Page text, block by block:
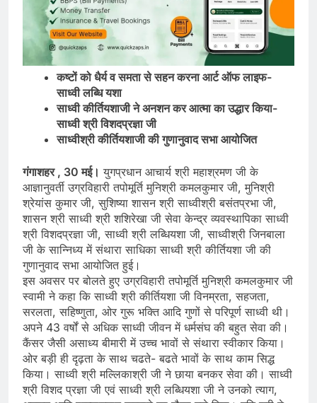
कष्टों को धैर्य व समता से सहन करना आर्ट ऑफ लाइफ-
साध्वी लब्धि यशा
साध्वी कीर्तियशाजी ने अनशन कर आत्मा का उद्धार किया-
साध्वी श्री विशदप्रज्ञा जी
साध्वीश्री कीर्तियशाजी की गुणानुवाद सभा आयोजित
गंगाशहर , 30 मई। युगप्रधान आचार्य श्री महाश्रमण जी के
आज्ञानुवर्ती उग्रविहारी तपोमूर्ति मुनिश्री कमलकुमार जी, मुनिश्री
श्रेयांस कुमार जी, सुशिष्या शासन श्री साध्वीश्री बसंतप्रभा जी,
शासन श्री साध्वी श्री शशिरेखा जी सेवा केन्द्र व्यवस्थापिका साध्वी
श्री विशदप्रज्ञा जी, साध्वी श्री लब्धियशा जी, साध्वीश्री जिनबाला
जी के सान्निध्य में संथारा साधिका साध्वी श्री कीर्तियशा जी की
गुणानुवाद सभा आयोजित हुई।
इस अवसर पर बोलते हुए उग्रविहारी तपोमूर्ति मुनिश्री कमलकुमार जी
स्वामी ने कहा कि साध्वी श्री कीर्तियशा जी विनम्रता, सहजता,
सरलता, सहिष्णुता, ओर गुरू भक्ति आदि गुणों से परिपूर्ण साध्वी थी।
अपने 43 वर्षों से अधिक साध्वी जीवन में धर्मसंघ की बहुत सेवा की।
कैंसर जैसी असाध्य बीमारी में उच्च भावों से संथारा स्वीकार किया।
ओर बड़ी ही दृढ़ता के साथ चढते- बढते भावों के साथ काम सिद्ध
किया। साध्वी श्री मल्लिकाश्री जी ने छाया बनकर सेवा की। साध्वी
श्री विशद प्रज्ञा जी एवं साध्वी श्री लब्धियशा जी ने उनको त्याग,